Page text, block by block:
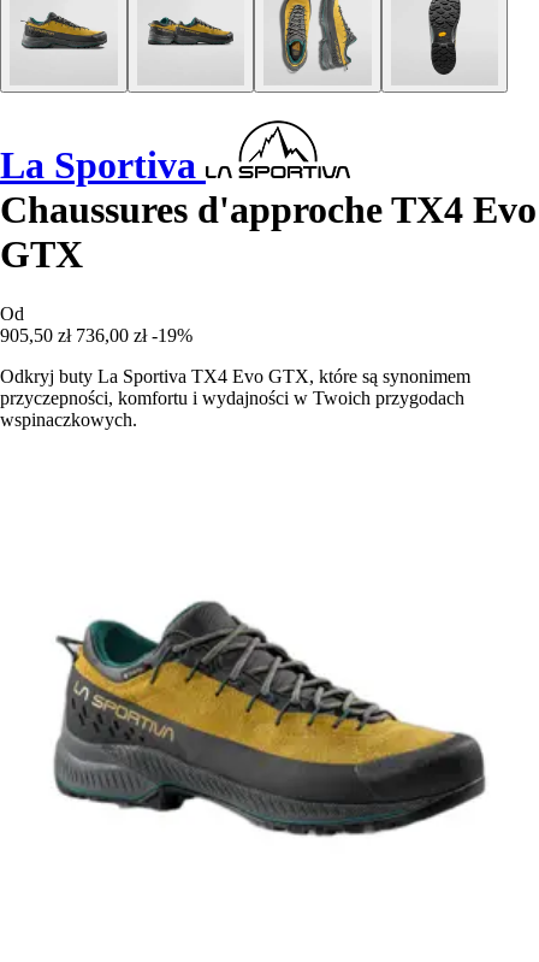
La Sportiva
Chaussures d'approche TX4 Evo
GTX
Od
905,50 zł 736,00 zł -19%
Odkryj buty La Sportiva TX4 Evo GTX, które są synonimem
przyczepności, komfortu i wydajności w Twoich przygodach
wspinaczkowych.